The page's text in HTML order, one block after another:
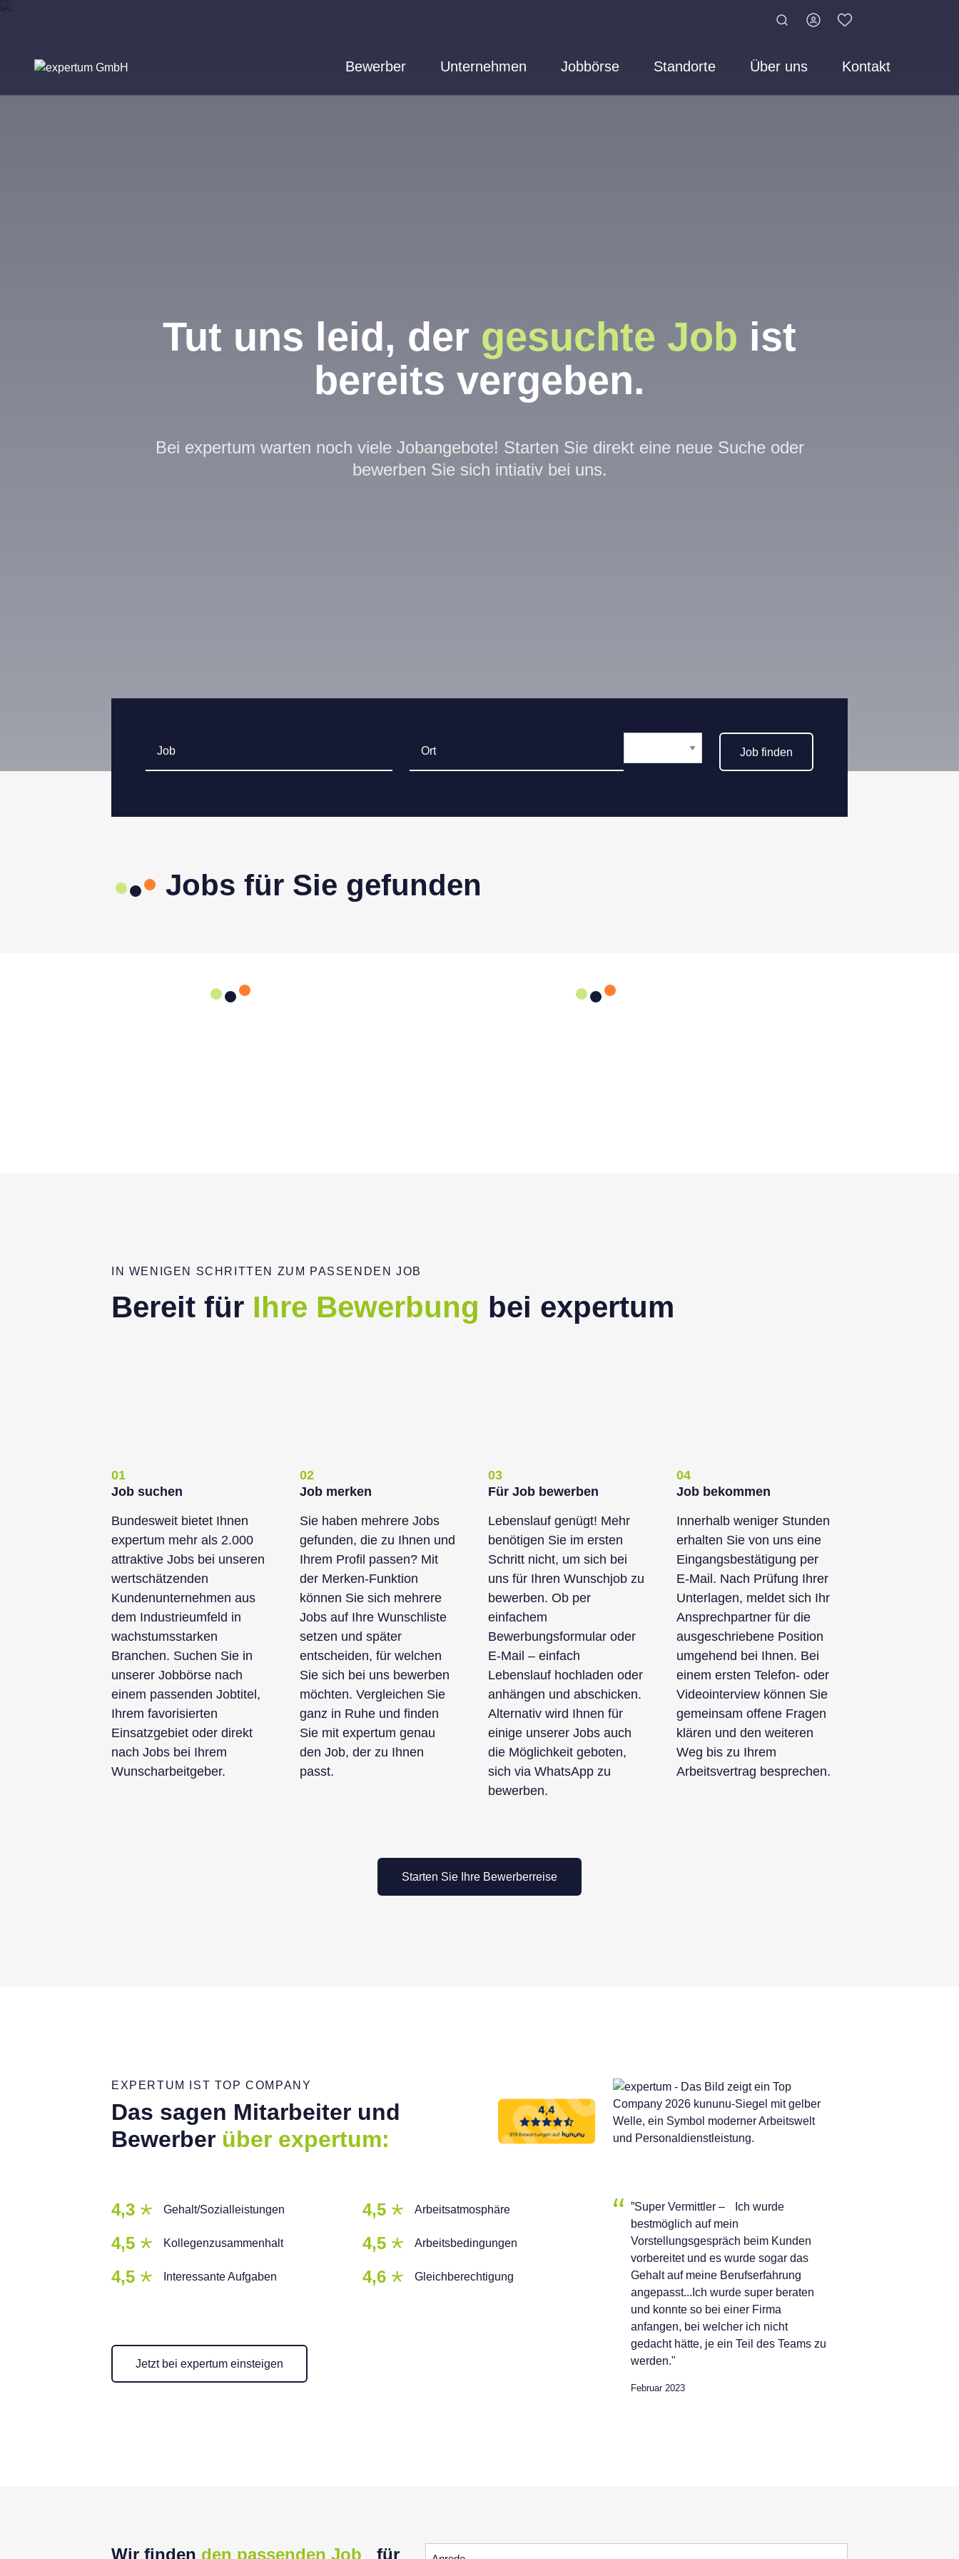
Bewerber Unternehmen Jobbörse Standorte Über uns Kontakt
Tut uns leid, der gesuchte Job ist
bereits vergeben.
Bei expertum warten noch viele Jobangebote! Starten Sie direkt eine neue Suche oder
bewerben Sie sich intiativ bei uns.
IN WENIGEN SCHRITTEN ZUM PASSENDEN JOB
Bereit für Ihre Bewerbung bei expertum
01
Job suchen
Bundesweit bietet Ihnen
expertum mehr als 2.000
attraktive Jobs bei unseren
wertschätzenden
Kundenunternehmen aus
dem Industrieumfeld in
wachstumsstarken
Branchen. Suchen Sie in
unserer Jobbörse nach
einem passenden Jobtitel,
Ihrem favorisierten
Einsatzgebiet oder direkt
nach Jobs bei Ihrem
Wunscharbeitgeber.
02
Job merken
Sie haben mehrere Jobs
gefunden, die zu Ihnen und
Ihrem Profil passen? Mit
der Merken-Funktion
können Sie sich mehrere
Jobs auf Ihre Wunschliste
setzen und später
entscheiden, für welchen
Sie sich bei uns bewerben
möchten. Vergleichen Sie
ganz in Ruhe und finden
Sie mit expertum genau
den Job, der zu Ihnen
passt.
03
Für Job bewerben
Lebenslauf genügt! Mehr
benötigen Sie im ersten
Schritt nicht, um sich bei
uns für Ihren Wunschjob zu
bewerben. Ob per
einfachem
Bewerbungsformular oder
E-Mail – einfach
Lebenslauf hochladen oder
anhängen und abschicken.
Alternativ wird Ihnen für
einige unserer Jobs auch
die Möglichkeit geboten,
sich via WhatsApp zu
bewerben.
04
Job bekommen
Innerhalb weniger Stunden
erhalten Sie von uns eine
Eingangsbestätigung per
E-Mail. Nach Prüfung Ihrer
Unterlagen, meldet sich Ihr
Ansprechpartner für die
ausgeschriebene Position
umgehend bei Ihnen. Bei
einem ersten Telefon- oder
Videointerview können Sie
gemeinsam offene Fragen
klären und den weiteren
Weg bis zu Ihrem
Arbeitsvertrag besprechen.
Starten Sie Ihre Bewerberreise
EXPERTUM IST TOP COMPANY
Das sagen Mitarbeiter und
Bewerber über expertum:
4,3 Gehalt/Sozialleistungen 4,5 Arbeitsatmosphäre
4,5 Kollegenzusammenhalt 4,5 Arbeitsbedingungen
4,5 Interessante Aufgaben 4,6 Gleichberechtigung
Jetzt bei expertum einsteigen
”Super Vermittler – Ich wurde
bestmöglich auf mein
Vorstellungsgespräch beim Kunden
vorbereitet und es wurde sogar das
Gehalt auf meine Berufserfahrung
angepasst...Ich wurde super beraten
und konnte so bei einer Firma
anfangen, bei welcher ich nicht
gedacht hätte, je ein Teil des Teams zu
werden."
Februar 2023
Wir finden den passenden Job für